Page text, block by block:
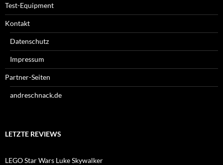
Test-Equipment
Kontakt
Datenschutz
Impressum
Partner-Seiten
andreschnack.de
LETZTE REVIEWS
LEGO Star Wars Luke Skywalker